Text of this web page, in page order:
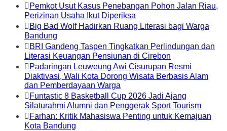
Pemkot Usut Kasus Penebangan Pohon Jalan Riau,
Perizinan Usaha Ikut Diperiksa
Big Bad Wolf Hadirkan Ruang Literasi bagi Warga
Bandung
BRI Gandeng Taspen Tingkatkan Perlindungan dan
Literasi Keuangan Pensiunan di Cirebon
Padaringan Leuweung Awi Cisurupan Resmi
Diaktivasi, Wali Kota Dorong Wisata Berbasis Alam
dan Pemberdayaan Warga
Funtastic 8 Basketball Cup 2026 Jadi Ajang
Silaturahmi Alumni dan Penggerak Sport Tourism
Farhan: Kritik Mahasiswa Penting untuk Kemajuan
Kota Bandung